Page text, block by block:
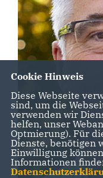
Cookie Hinweis
Diese Webseite
sind, um die
verwenden wir
helfen, unser
Optmierung). Für
Dienste, benötigen
Einwilligung
Informationen